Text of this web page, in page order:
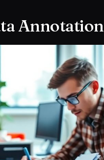
Annotation